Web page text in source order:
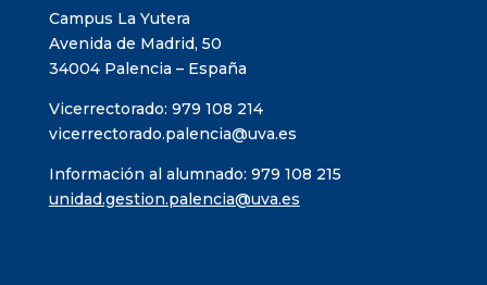
Campus La Yutera
Avenida de Madrid, 50
34004 Palencia – España
Vicerrectorado: 979 108 214
vicerrectorado.palencia@uva.es
Información al alumnado: 979 108 215
unidad.gestion.palencia@uva.es